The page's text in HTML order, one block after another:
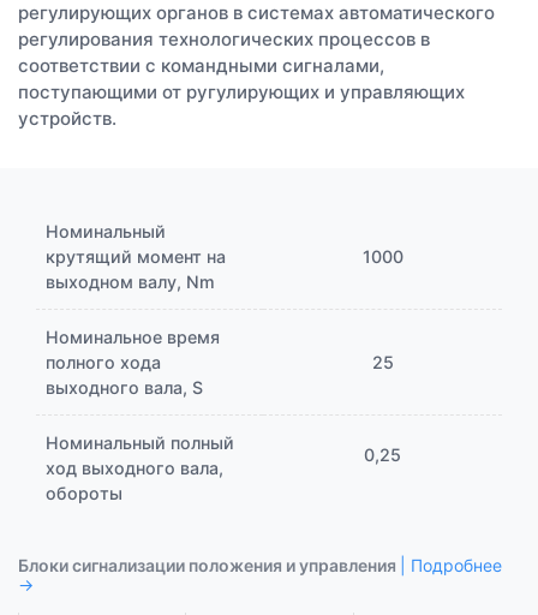
регулирующих органов в системах автоматического
регулирования технологических процессов в
соответствии с командными сигналами,
поступающими от ругулирующих и управляющих
устройств.
Номинальный
крутящий момент на
выходном валу, Nm
1000
Номинальное время
полного хода
выходного вала, S
25
Номинальный полный
ход выходного вала,
обороты
0,25
Блоки сигнализации положения и управления
| Подробнее
→